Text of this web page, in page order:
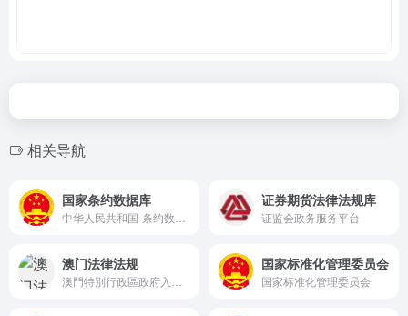
相关导航
国家条约数据库 证券期货法律法规库
证监会政务服务平台
澳门法律法规 国家标准化管理委员会
国家标准化管理委员会